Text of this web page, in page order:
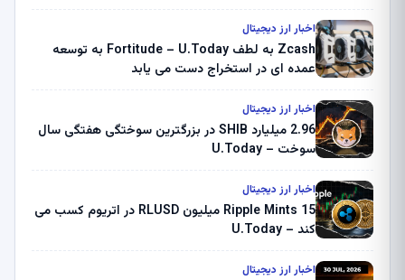
اخبار ارز دیجیتال
Zcash به لطف Fortitude – U.Today به توسعه
عمده ای در استخراج دست می یابد
اخبار ارز دیجیتال
2.96 میلیارد SHIB در بزرگترین سوختگی هفتگی سال
سوخت – U.Today
اخبار ارز دیجیتال
Ripple Mints 15 میلیون RLUSD در اتریوم کسب می
کند – U.Today
اخبار ارز دیجیتال